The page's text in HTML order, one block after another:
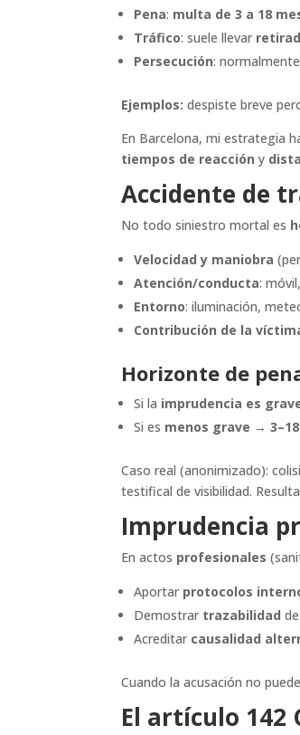
Pena: multa de 3 a 18
Tráfico: suele llevar
Persecución: normalmente
Ejemplos: despiste breve
En Barcelona, mi estrategia
tiempos de reacción y
Accidente de
No todo siniestro mortal es
Velocidad y maniobra
Atención/conducta:
Entorno: iluminación,
Contribución de la
Horizonte de
Si la imprudencia es
Si es menos grave →
Caso real (anonimizado):
testifical de visibilidad.
Imprudencia
En actos profesionales
Aportar protocolos
Demostrar trazabilidad
Acreditar causalidad
Cuando la acusación no
El artículo 142